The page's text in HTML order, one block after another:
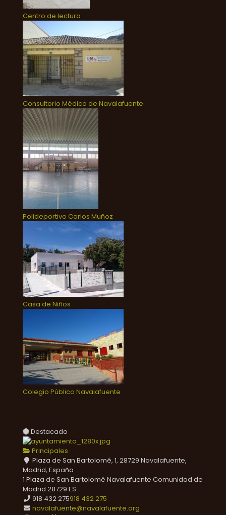
Centro de lectura
Consultorio Médico de Navalafuente
Polideportivo Carlos Muñoz
Casa de Niños
Colegio Público Navalafuente
Destacado
Principales
Plaza de San Bartolomé, 1, 28729 Navalafuente,
Madrid, España
1 Plaza de San Bartolomé Navalafuente Comunidad de
Madrid 28729 ES
918 432 275918 432 275
navalafuente@navalafuente.org